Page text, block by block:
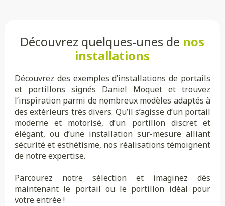
Découvrez quelques-unes de nos
installations
Découvrez des exemples d’installations de portails
et portillons signés Daniel Moquet et trouvez
l’inspiration parmi de nombreux modèles adaptés à
des extérieurs très divers. Qu’il s’agisse d’un portail
moderne et motorisé, d’un portillon discret et
élégant, ou d’une installation sur-mesure alliant
sécurité et esthétisme, nos réalisations témoignent
de notre expertise.
Parcourez notre sélection et imaginez dès
maintenant le portail ou le portillon idéal pour
votre entrée !